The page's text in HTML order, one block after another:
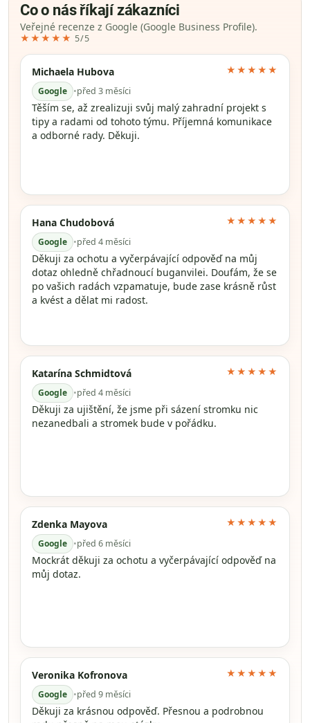
Co o nás říkají zákazníci
Veřejné recenze z Google (Google Business Profile).
★★★★★ 5/5
Michaela Hubova
Google •před 3 měsíci
★★★★★
Těším se, až zrealizuji svůj malý zahradní projekt s
tipy a radami od tohoto týmu. Příjemná komunikace
a odborné rady. Děkuji.
Hana Chudobová
Google •před 4 měsíci
★★★★★
Děkuji za ochotu a vyčerpávající odpověď na můj
dotaz ohledně chřadnoucí buganvilei. Doufám, že se
po vašich radách vzpamatuje, bude zase krásně růst
a kvést a dělat mi radost.
Katarína Schmidtová
Google •před 4 měsíci
★★★★★
Děkuji za ujištění, že jsme při sázení stromku nic
nezanedbali a stromek bude v pořádku.
Zdenka Mayova
Google •před 6 měsíci
★★★★★
Mockrát děkuji za ochotu a vyčerpávající odpověď na
můj dotaz.
Veronika Kofronova
Google •před 9 měsíci
★★★★★
Děkuji za krásnou odpověď. Přesnou a podrobnou